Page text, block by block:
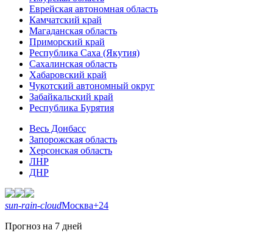
Еврейская автономная область
Камчатский край
Магаданская область
Приморский край
Республика Саха (Якутия)
Сахалинская область
Хабаровский край
Чукотский автономный округ
Забайкальский край
Республика Бурятия
Весь Донбасс
Запорожская область
Херсонская область
ЛНР
ДНР
sun-rain-cloudМосква+24
Прогноз на 7 дней